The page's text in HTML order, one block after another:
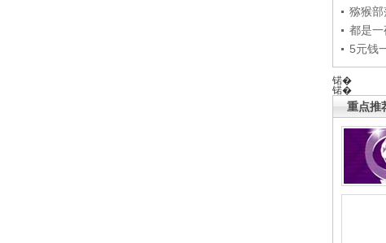
猕猴
都是
5元钱
锘�
锘�
重点推